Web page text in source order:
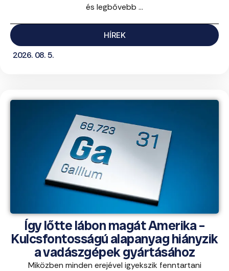
és legbővebb ...
HÍREK
2026. 08. 5.
Így lőtte lábon magát Amerika –
Kulcsfontosságú alapanyag hiányzik
a vadászgépek gyártásához
Miközben minden erejével igyekszik fenntartani